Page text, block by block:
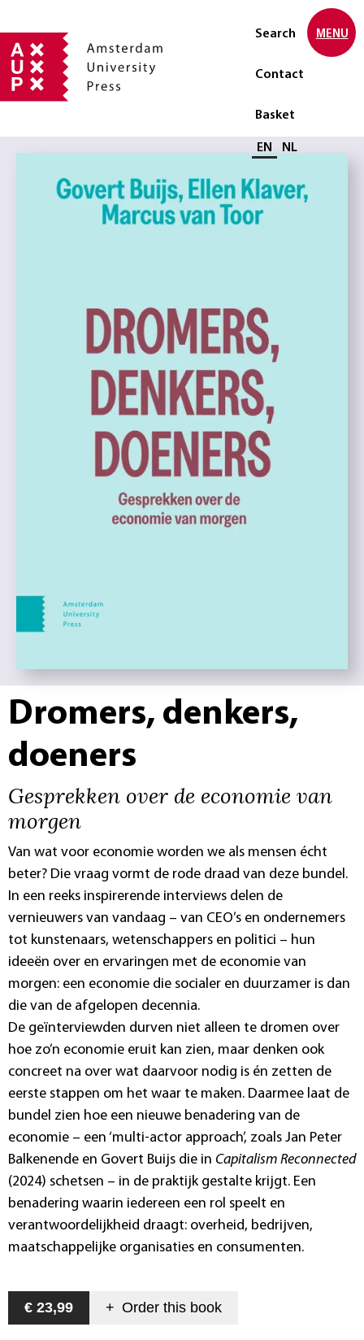
Search
Contact
Basket
Select language
EN NL
MENU
Dromers, denkers,
doeners
Gesprekken over de economie van
morgen
Van wat voor economie worden we als mensen écht
beter? Die vraag vormt de rode draad van deze bundel.
In een reeks inspirerende interviews delen de
vernieuwers van vandaag – van CEO’s en ondernemers
tot kunstenaars, wetenschappers en politici – hun
ideeën over en ervaringen met de economie van
morgen: een economie die socialer en duurzamer is dan
die van de afgelopen decennia.
De geïnterviewden durven niet alleen te dromen over
hoe zo’n economie eruit kan zien, maar denken ook
concreet na over wat daarvoor nodig is én zetten de
eerste stappen om het waar te maken. Daarmee laat de
bundel zien hoe een nieuwe benadering van de
economie – een ‘multi-actor approach’, zoals Jan Peter
Balkenende en Govert Buijs die in Capitalism Reconnected
(2024) schetsen – in de praktijk gestalte krijgt. Een
benadering waarin iedereen een rol speelt en
verantwoordelijkheid draagt: overheid, bedrijven,
maatschappelijke organisaties en consumenten.
€ 23,99 + Order this book